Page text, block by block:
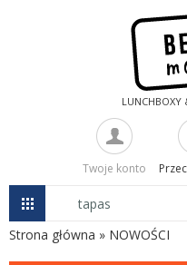
LUNCHBOXY
Twoje konto
Strona główna » NOWOŚCI